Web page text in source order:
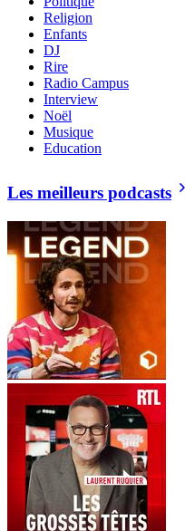
Religion
Enfants
DJ
Rire
Radio Campus
Interview
Noël
Musique
Education
Les meilleurs podcasts